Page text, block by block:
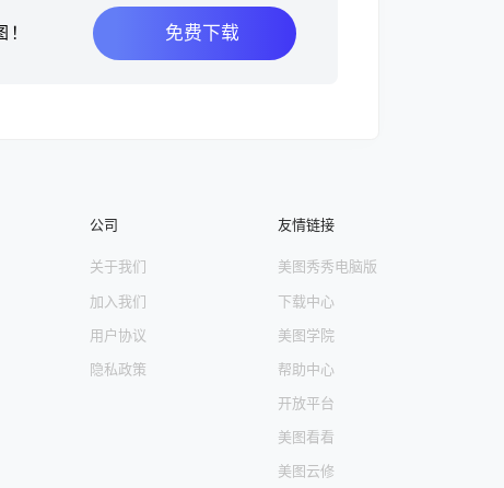
免费下载
公司
关于我们
加入我们
用户协议
隐私政策
友情链接
美图秀秀电脑版
下载中心
美图学院
帮助中心
开放平台
美图看看
美图云修